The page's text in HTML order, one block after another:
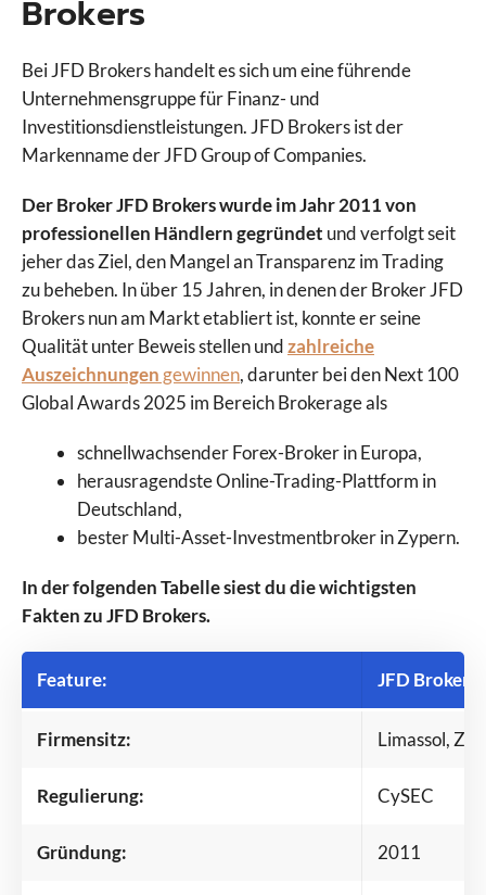
Brokers
Bei JFD Brokers handelt es sich um eine führende
Unternehmensgruppe für Finanz- und
Investitionsdienstleistungen. JFD Brokers ist der
Markenname der JFD Group of Companies.
Der BrokerJFD Brokers wurde im Jahr 2011 von
professionellen Händlern gegründet und verfolgt seit
jeher das Ziel, den Mangel an Transparenz im Trading
zu beheben. In über 15 Jahren, in denen der Broker JFD
Brokers nun am Markt etabliert ist, konnte er seine
Qualität unter Beweis stellen undzahlreiche
Auszeichnungen gewinnen, darunter bei den Next 100
Global Awards 2025 im Bereich Brokerage als
schnellwachsender Forex-Broker in Europa,
herausragendste Online-Trading-Plattform in
Deutschland,
bester Multi-Asset-Investmentbroker in Zypern.
In der folgenden Tabelle siest du die wichtigsten
Fakten zu JFD Brokers.
Feature: JFD Brokers:
Firmensitz: Limassol,
Regulierung: CySEC
Gründung: 2011